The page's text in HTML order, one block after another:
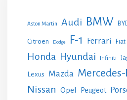
Aston Martin Audi BMW
Citroen Dodge F-1 Ferrari Fiat
Honda Hyundai Infiniti
Lexus Mazda Mercedes-
Nissan Opel Peugeot